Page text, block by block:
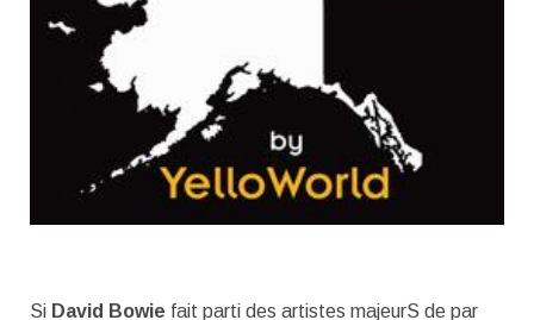
Si David Bowie fait parti des artistes majeurS de par